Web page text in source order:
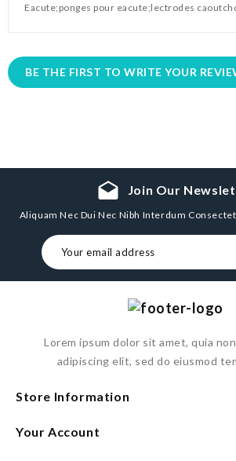
Eacute; ponges pour eacute;lectrodes
BE THE FIRST TO WRITE YOUR
drafts Join Our
Aliquam Nec Dui Nec Nibh Interdum
Lorem ipsum dolor sit amet, quia
adipiscing elit, sed do eiusmod
Store Information
Your Account